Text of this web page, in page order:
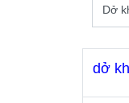
dở